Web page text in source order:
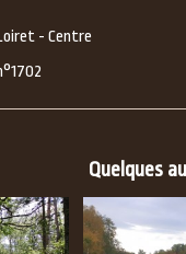
- Centre
Quelques